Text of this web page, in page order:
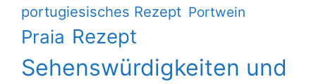
portugiesisches Rezept Portwein
Praia Rezept
Sehenswürdigkeiten und